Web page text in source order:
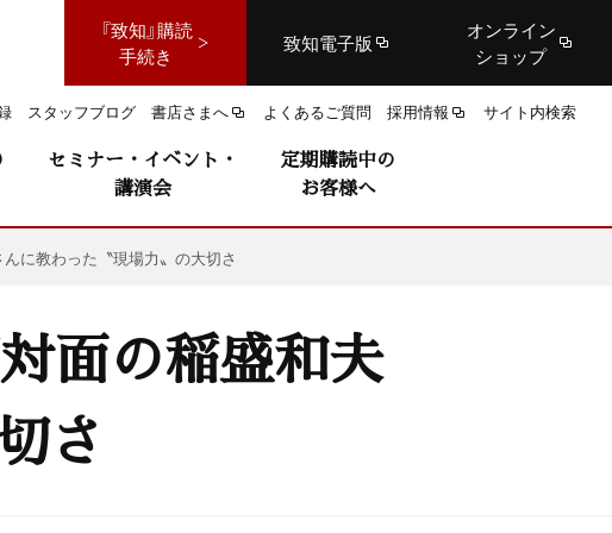
『致知』購読
手続き
致知電子版
オンライン
ショップ
スタッフブログ 書店さまへ よくあるご質問 採用情報 サイト内検索
セミナー・イベント・
講演会
定期購読中の
お客様へ
んに教わった〝現場力〟の大切さ
面の稲盛和夫
さ